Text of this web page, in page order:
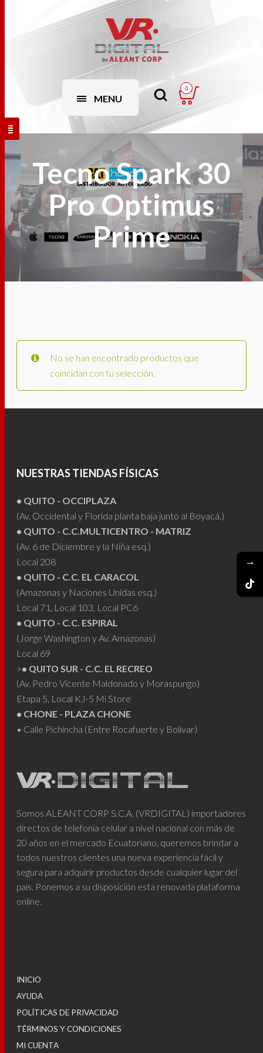
MENU
0
Tecno Spark 30
Pro Optimus
Prime
No se han encontrado productos que
coincidan con tu selección.
NUESTRAS TIENDAS FÍSICAS
• QUITO - OCCIPLAZA
(Av. Occidental y Florida planta baja junto al Boyacá.)
• QUITO - C.C.MULTICENTRO - MATRIZ
(Av. 6 de Diciembre y la Niña esq.)
Local 208
• QUITO - C.C. EL CARACOL
(Amazonas y Naciones Unidas esq.)
Local 71, Local 103, Local PC6
• QUITO - C.C. ESPIRAL
(Jorge Washington y Av. Amazonas)
Local 69
>• QUITO SUR - C.C. EL RECREO
(Av. Pedro Vicente Maldonado y Moraspungo)
Etapa 5, Local KJ-5 Mi Store
• CHONE - PLAZA CHONE
• Calle Pichincha (Entre Rocafuerte y Bolívar)
Somos ALEANT CORP S.C.A. (VRDIGITAL) importadores
directos de telefonía celular a nivel nacional con más de
20 años en el mercado Ecuatoriano, queremos brindar a
todos nuestros clientes una nueva experiencia fácil y
segura para adquirir productos desde cualquier lugar del
país. Ponemos a su disposición esta renovada plataforma
online.
INICIO
AYUDA
POLÍTICAS DE PRIVACIDAD
TÉRMINOS Y CONDICIONES
MI CUENTA
→